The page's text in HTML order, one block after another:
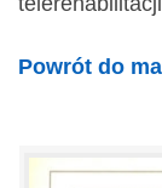
Powrót do